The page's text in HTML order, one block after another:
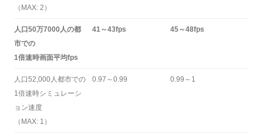
（MAX: 2）
人口50万7000人の都
市での
1倍速時画面平均fps
41～43fps 45～48fps
人口52,000人都市での
1倍速時シミュレーシ
ョン速度
（MAX: 1）
0.97～0.99 0.99～1